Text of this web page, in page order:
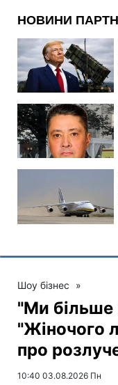
Шоу бізнес »
"Ми більше
"Жіночого
про
10:40 03.08.2026 Пн